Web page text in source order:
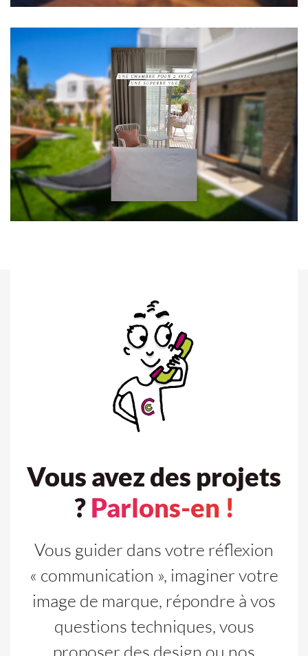
Vous avez des projets
? Parlons-en !
Vous guider dans votre réflexion
« communication », imaginer votre
image de marque, répondre à vos
questions techniques, vous
proposer des design ou nos